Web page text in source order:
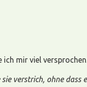
mir viel
verstrich, ohne dass